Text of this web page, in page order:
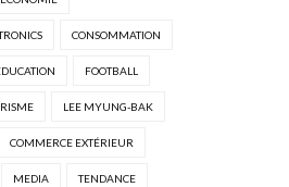
CONSOMMATION
FOOTBALL
LEE MYUNG-BAK
COMMERCE EXTÉRIEUR
MEDIA TENDANCE